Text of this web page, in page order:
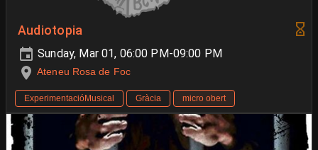
Audiotopia
Sunday, Mar 01, 06:00 PM-09:00 PM
Ateneu Rosa de Foc
ExperimentacióMusical Gràcia micro obert